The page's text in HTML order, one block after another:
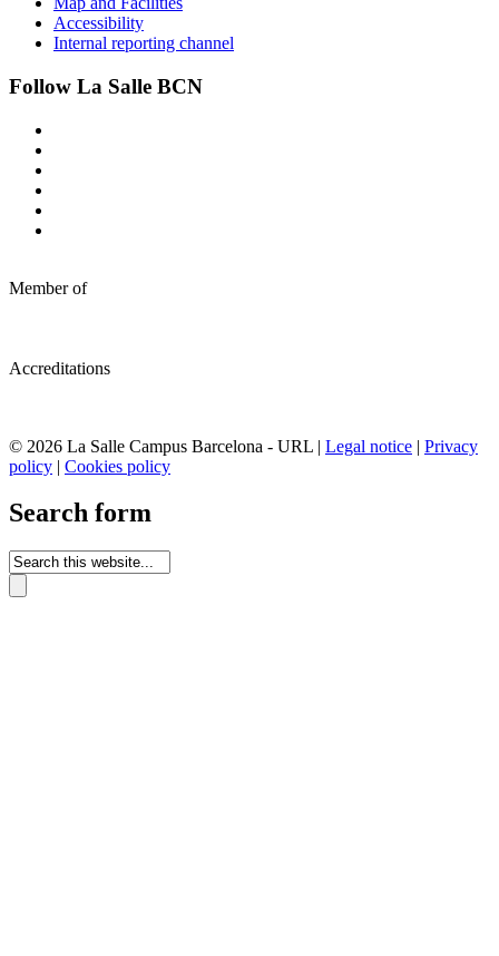
Accessibility
Internal reporting channel
Follow La Salle BCN
Member of
Accreditations
© 2026 La Salle Campus Barcelona - URL | Legal notice | Privacy
policy | Cookies policy
Search form